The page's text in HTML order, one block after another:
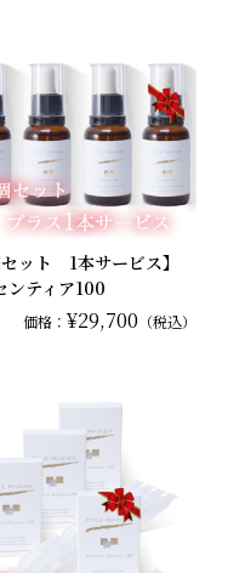
セット 1本サービス】
ンティア100
価格： ¥29,700 （税込）